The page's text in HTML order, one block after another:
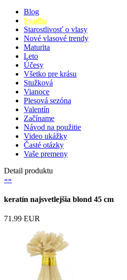
Blog
Svadba
Starostlivosť o vlasy
Nové vlasové trendy
Maturita
Leto
Účesy
Všetko pre krásu
Stužková
Vianoce
Plesová sezóna
Valentín
Začíname
Návod na použitie
Video ukážky
Časté otázky
Vaše premeny
Detail produktu
«»
keratín najsvetlejšia blond 45 cm
71.99 EUR